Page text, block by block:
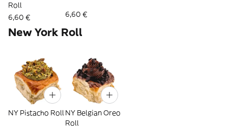
Roll
6,60 €
6,60 €
New York Roll
NY Pistacho RollNY Belgian Oreo
Roll